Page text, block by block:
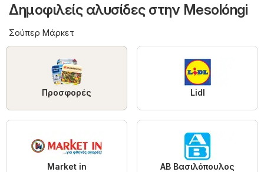
Δημοφιλείς αλυσίδες στην Mesolóngi
Σούπερ Μάρκετ
Προσφορές Lidl
Market in ΑΒ Βασιλόπουλος